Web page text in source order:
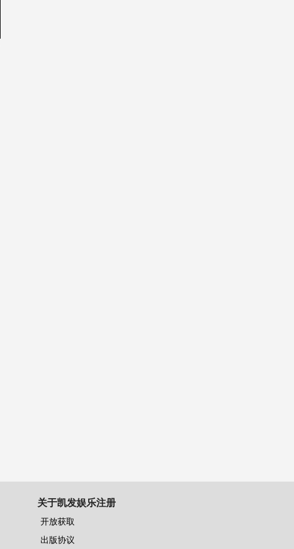
关于凯发娱乐注册
开放获取
出版协议